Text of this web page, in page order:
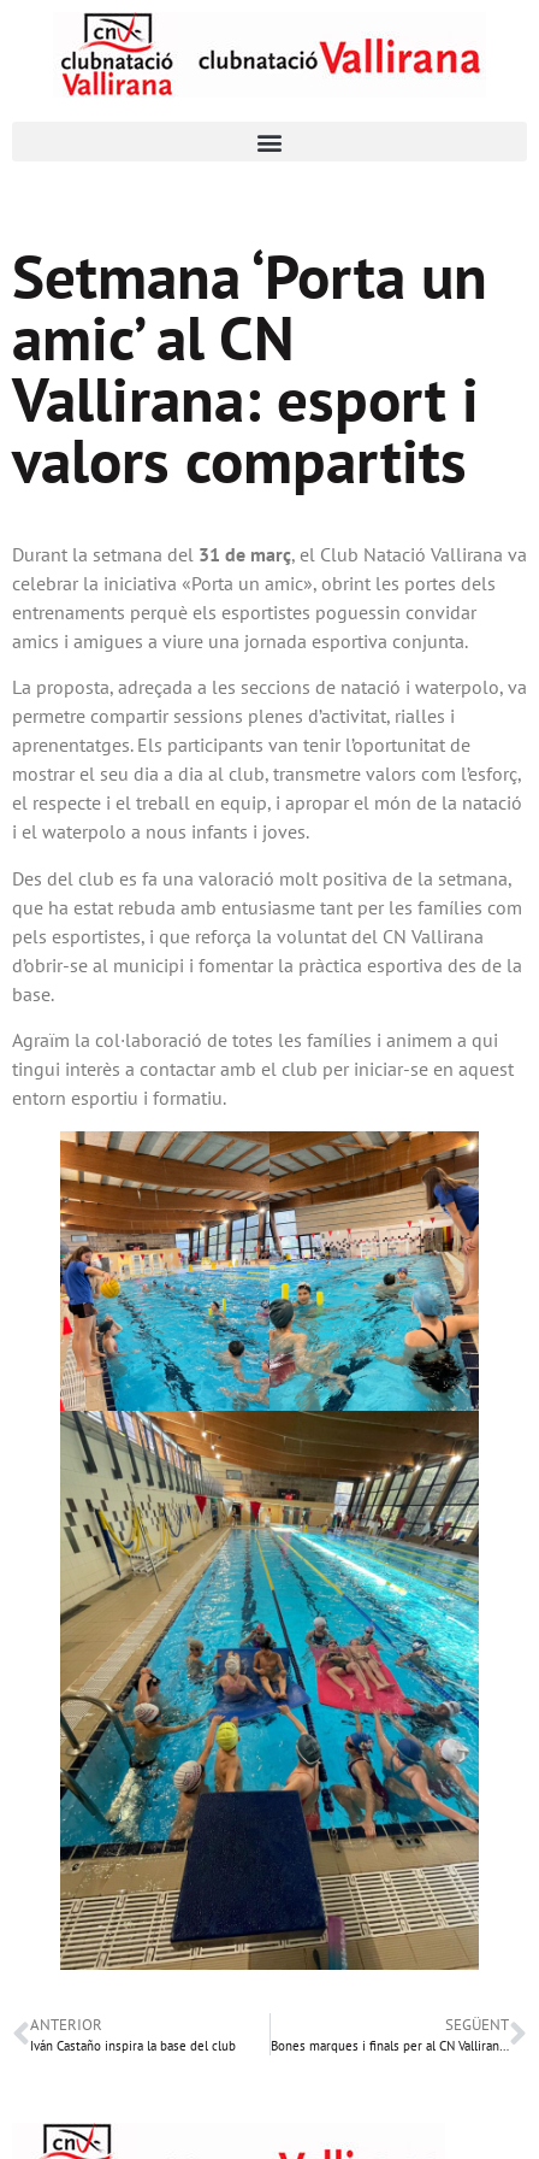
Setmana ‘Porta un
amic’ al CN
Vallirana: esport i
valors compartits
Durant la setmana del 31 de març, el Club Natació Vallirana va
celebrar la iniciativa «Porta un amic», obrint les portes dels
entrenaments perquè els esportistes poguessin convidar
amics i amigues a viure una jornada esportiva conjunta.
La proposta, adreçada a les seccions de natació i waterpolo, va
permetre compartir sessions plenes d’activitat, rialles i
aprenentatges. Els participants van tenir l’oportunitat de
mostrar el seu dia a dia al club, transmetre valors com l’esforç,
el respecte i el treball en equip, i apropar el món de la natació
i el waterpolo a nous infants i joves.
Des del club es fa una valoració molt positiva de la setmana,
que ha estat rebuda amb entusiasme tant per les famílies com
pels esportistes, i que reforça la voluntat del CN Vallirana
d’obrir-se al municipi i fomentar la pràctica esportiva des de la
base.
Agraïm la col·laboració de totes les famílies i animem a qui
tingui interès a contactar amb el club per iniciar-se en aquest
entorn esportiu i formatiu.
ANTERIOR
Iván Castaño inspira la base del club
SEGÜENT
Bones marques i finals per al CN Vallirana al Campionat de Catalunya Absolut